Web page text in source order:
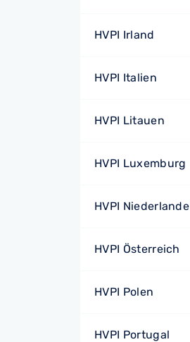
HVPI Irland
HVPI Italien
HVPI Litauen
HVPI Luxemburg
HVPI Niederlande
HVPI Österreich
HVPI Polen
HVPI Portugal